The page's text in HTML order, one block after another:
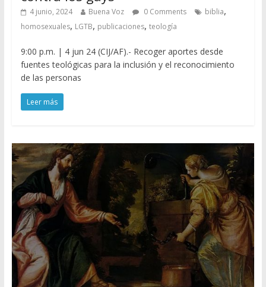
4 junio, 2024 Buena Voz 0 Comments biblia,
homosexuales, LGTB, publicaciones, teología
9:00 p.m. | 4 jun 24 (CIJ/AF).- Recoger aportes desde
fuentes teológicas para la inclusión y el reconocimiento
de las personas
Leer más